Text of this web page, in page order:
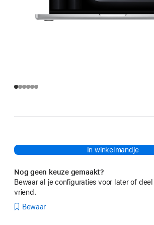
In winkelmandje
Nog geen keuze gemaakt?
Bewaar al je configuraties voor later of
vriend.
Bewaar